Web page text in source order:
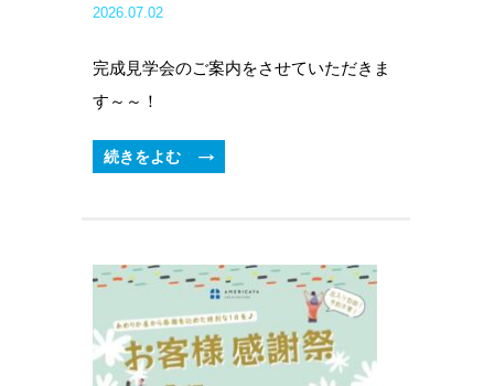
2026.07.02
完成見学会のご案内をさせていただきま
す～～！
続きをよむ